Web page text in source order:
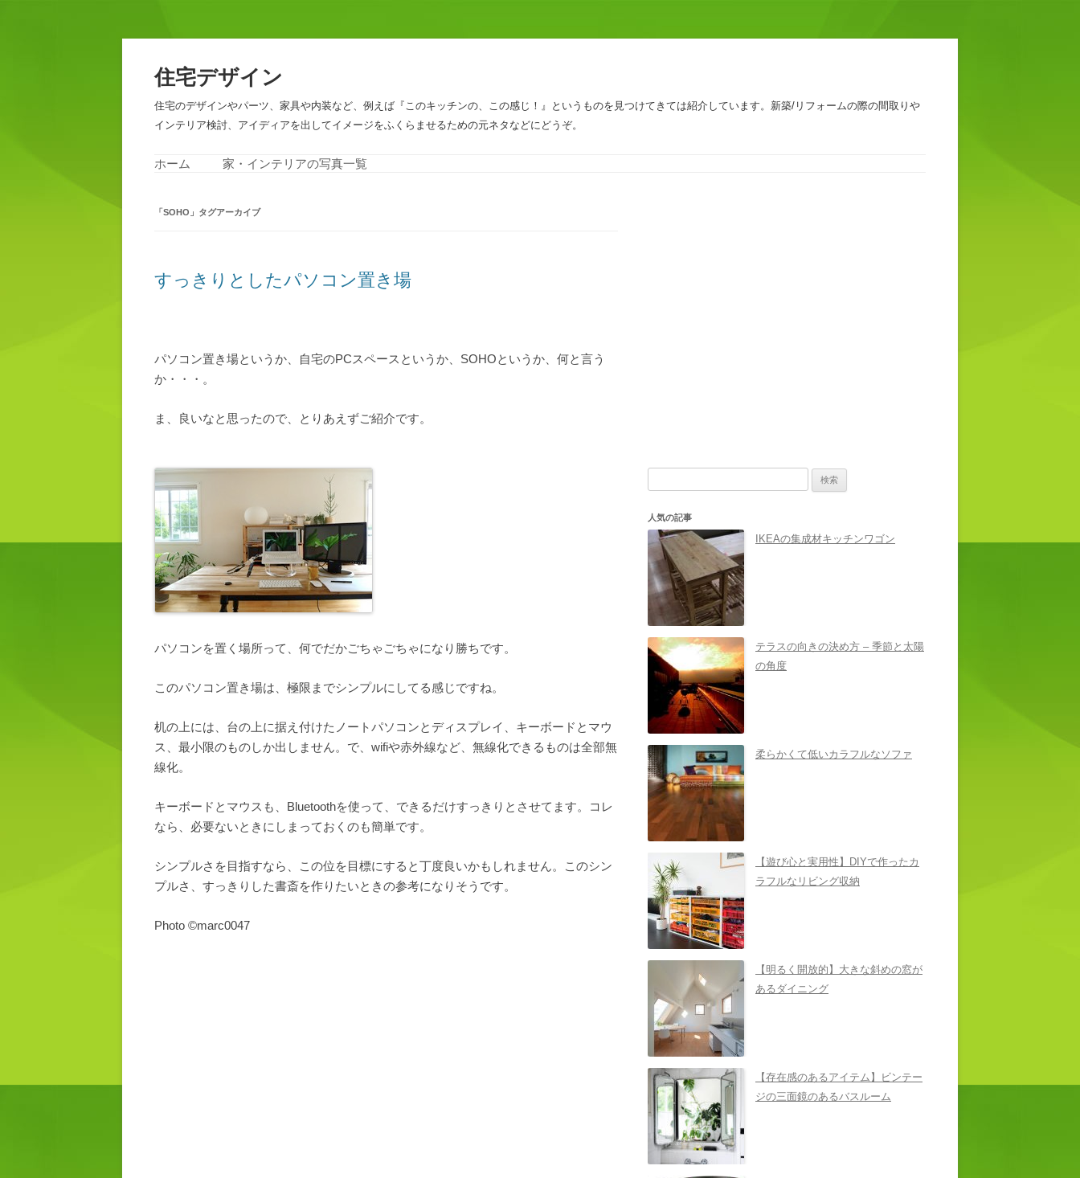
住宅デザイン
住宅のデザインやパーツ、家具や内装など、例えば『このキッチンの、この感じ！』というものを見つけてきては紹介しています。新築/リフォームの際の間取りや
インテリア検討、アイディアを出してイメージをふくらませるための元ネタなどにどうぞ。
ホーム 家・インテリアの写真一覧
「SOHO 」タグアーカイブ
すっきりとしたパソコン置き場
パソコン置き場というか、自宅のPCスペースというか、SOHOというか、何と言う
か・・・。
ま、良いなと思ったので、とりあえずご紹介です。
パソコンを置く場所って、何でだかごちゃごちゃになり勝ちです。
このパソコン置き場は、極限までシンプルにしてる感じですね。
机の上には、台の上に据え付けたノートパソコンとディスプレイ、キーボードとマウ
ス、最小限のものしか出しません。で、wifiや赤外線など、無線化できるものは全部無
線化。
キーボードとマウスも、Bluetoothを使って、できるだけすっきりとさせてます。コレ
なら、必要ないときにしまっておくのも簡単です。
シンプルさを目指すなら、この位を目標にすると丁度良いかもしれません。このシン
プルさ、すっきりした書斎を作りたいときの参考になりそうです。
Photo ©marc0047
人気の記事
IKEAの集成材キッチンワゴン
テラスの向きの決め方 – 季節と太陽
の角度
柔らかくて低いカラフルなソファ
【遊び心と実用性】DIYで作ったカ
ラフルなリビング収納
【明るく開放的】大きな斜めの窓が
あるダイニング
【存在感のあるアイテム】ビンテー
ジの三面鏡のあるバスルーム